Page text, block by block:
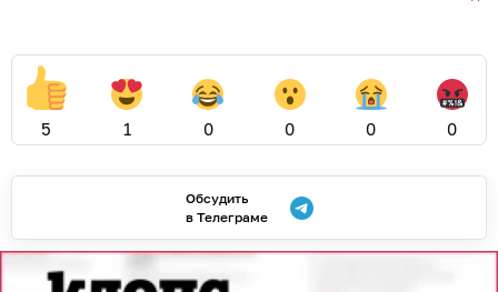
5 1 0 0 0 0
Обсудить
в Телеграме